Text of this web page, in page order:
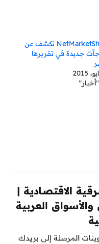
NetMarketShare تكشف عن
جديدة في تقريرها
الاقتصادية |
والأسواق العربية
المرسلة إلى بريدك